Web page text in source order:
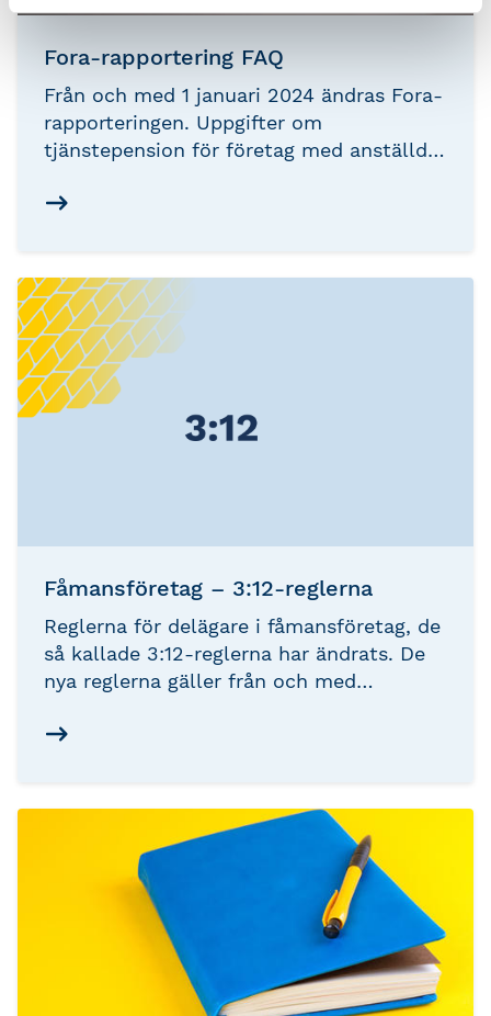
Fora-rapportering FAQ
Från och med 1 januari 2024 ändras Fora-
rapporteringen. Uppgifter om
tjänstepension för företag med anställda
rapporteras varje månad istället för en
parallell rapportering under övergången.
Srf Lönsam har sammanställt en FAQ, se
nedan.
Fåmansföretag – 3:12-reglerna
Reglerna för delägare i fåmansföretag, de
så kallade 3:12-reglerna har ändrats. De
nya reglerna gäller från och med
deklarationen som lämnas 2027. Här